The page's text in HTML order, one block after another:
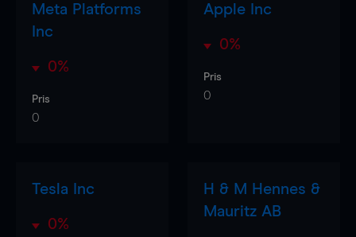
Meta Platforms
Inc
0%
Pris
0
Apple Inc
0%
Pris
0
Tesla Inc
0%
H & M Hennes &
Mauritz AB